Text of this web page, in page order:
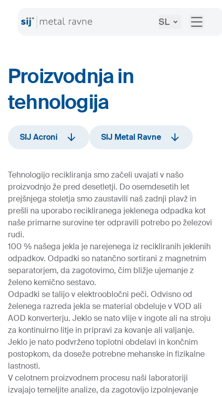
SL
Proizvodnja in
tehnologija
SIJ Acroni SIJ Metal Ravne
Tehnologijo recikliranja smo začeli uvajati v našo
proizvodnjo že pred desetletji. Do osemdesetih let
prejšnjega stoletja smo zaustavili naš zadnji plavž in
prešli na uporabo recikliranega jeklenega odpadka kot
naše primarne surovine ter odpravili potrebo po železovi
rudi.
100 % našega jekla je narejenega iz recikliranih jeklenih
odpadkov. Odpadki so natančno sortirani z magnetnim
separatorjem, da zagotovimo, čim bližje ujemanje z
želeno kemično sestavo.
Odpadki se talijo v elektroobločni peči. Odvisno od
želenega razreda jekla se material obdeluje v VOD ali
AOD konverterju. Jeklo se nato vlije v ingote ali na stroju
za kontinuirno litje in pripravi za kovanje ali valjanje.
Jeklo je nato podvrženo toplotni obdelavi in ​​končnim
postopkom, da doseže potrebne mehanske in fizikalne
lastnosti.
V celotnem proizvodnem procesu naši laboratoriji
izvajajo temeljite analize, da zagotovijo izpolnjevanje